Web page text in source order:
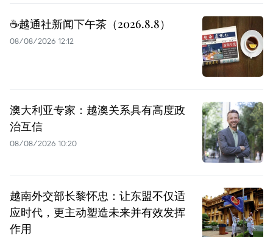
☕️越通社新闻下午茶（2026.8.8）
08/08/2026 12:12
澳大利亚专家：越澳关系具有高度政
治互信
08/08/2026 10:20
越南外交部长黎怀忠：让东盟不仅适
应时代，更主动塑造未来并有效发挥
作用